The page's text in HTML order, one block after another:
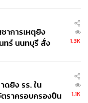
าการเหตุยิง
ทร์ นนทบุรี สั่ง
1.3K
ยิง รร. ใน
ราครอบครองปืน
1.1K